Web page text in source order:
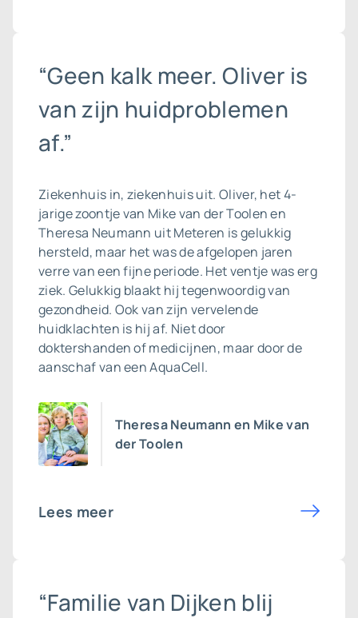
“Geen kalk meer. Oliver is
van zijn huidproblemen
af.”
Ziekenhuis in, ziekenhuis uit. Oliver, het 4-
jarige zoontje van Mike van der Toolen en
Theresa Neumann uit Meteren is gelukkig
hersteld, maar het was de afgelopen jaren
verre van een fijne periode. Het ventje was erg
ziek. Gelukkig blaakt hij tegenwoordig van
gezondheid. Ook van zijn vervelende
huidklachten is hij af. Niet door
doktershanden of medicijnen, maar door de
aanschaf van een AquaCell.
Theresa Neumann en Mike van
der Toolen
Lees meer
“Familie van Dijken blij